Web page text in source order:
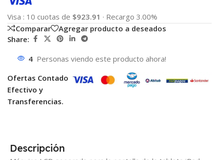
Visa : 10 cuotas de $923.91 · Recargo 3.00%
Comparar
Agregar producto a deseados
Share:
4 Personas viendo este producto ahora!
Ofertas Contado
Efectivo y
Transferencias.
Descripción